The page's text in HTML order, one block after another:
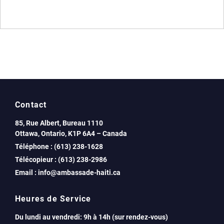
Contact
85, Rue Albert, Bureau 1110
Ottawa, Ontario, K1P 6A4 – Canada
Téléphone : (613) 238-1628
Télécopieur : (613) 238-2986
Email : info@ambassade-haiti.ca
Heures de Service
Du lundi au vendredi: 9h à 14h (sur rendez-vous)